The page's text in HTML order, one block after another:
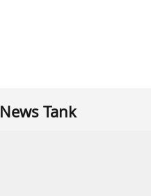
News Tank